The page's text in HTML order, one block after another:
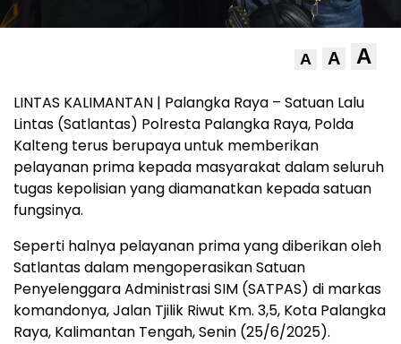
A A A
LINTAS KALIMANTAN | Palangka Raya – Satuan Lalu
Lintas (Satlantas) Polresta Palangka Raya, Polda
Kalteng terus berupaya untuk memberikan
pelayanan prima kepada masyarakat dalam seluruh
tugas kepolisian yang diamanatkan kepada satuan
fungsinya.
Seperti halnya pelayanan prima yang diberikan oleh
Satlantas dalam mengoperasikan Satuan
Penyelenggara Administrasi SIM (SATPAS) di markas
komandonya, Jalan Tjilik Riwut Km. 3,5, Kota Palangka
Raya, Kalimantan Tengah, Senin (25/6/2025).